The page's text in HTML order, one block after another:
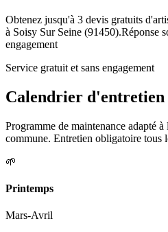
Obtenez jusqu'à 3 devis gratuits
à Soisy Sur Seine (91450).Réponse
engagement
Service gratuit et sans engagement
Calendrier d'entretien
Programme de maintenance adapté
commune. Entretien obligatoire tous
🌱
Printemps
Mars-Avril